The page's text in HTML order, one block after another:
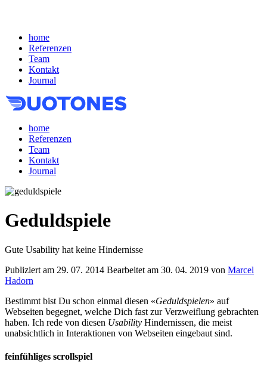
home
Referenzen
Team
Kontakt
Journal
home
Referenzen
Team
Kontakt
Journal
Geduldspiele
Gute Usability hat keine Hindernisse
Publiziert am 29. 07. 2014 Bearbeitet am 30. 04. 2019 von Marcel
Hadorn
Bestimmt bist Du schon einmal diesen «Geduldspielen» auf
Webseiten begegnet, welche Dich fast zur Verzweiflung gebrachten
haben. Ich rede von diesen Usability Hindernissen, die meist
unabsichtlich in Interaktionen von Webseiten eingebaut sind.
feinfühliges scrollspiel